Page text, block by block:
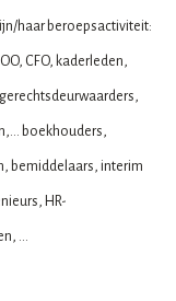
haar beroepsactiviteit:
CFO, kaderleden,
boekhouders,
bemiddelaars, interim
HR-
...